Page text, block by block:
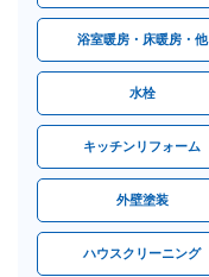
浴室暖房・床暖房・他
水栓
キッチンリフォーム
外壁塗装
ハウスクリーニング